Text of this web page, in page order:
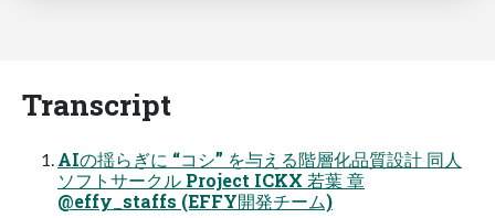
Transcript
AIの揺らぎに “コシ” を与える階層化品質設計 同人
ソフトサークル Project ICKX 若葉 章
@effy_staffs (EFFY開発チーム)